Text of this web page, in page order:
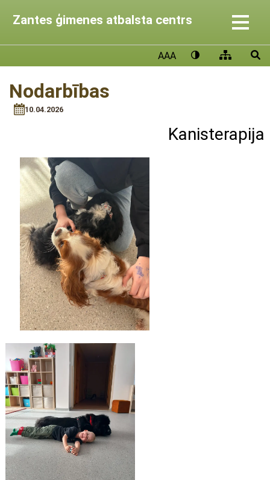
Zantes ģimenes atbalsta centrs
AAA
Nodarbības
10.04.2026
Kanisterapija